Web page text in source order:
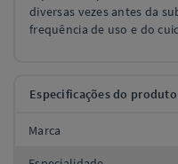
diversas vezes antes da
frequência de uso e do
Especificações do produto
Marca